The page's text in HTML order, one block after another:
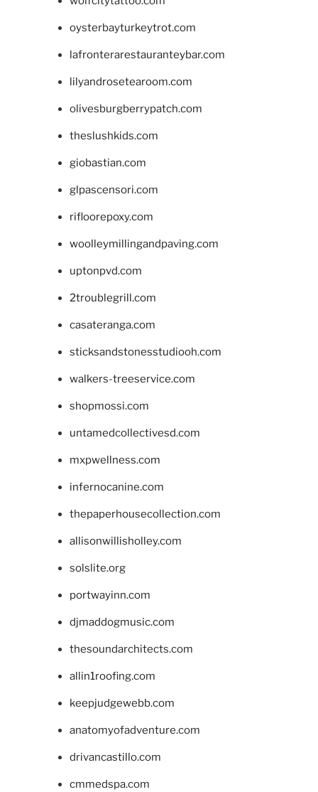
oysterbayturkeytrot.com
lafronterarestauranteybar.com
lilyandrosetearoom.com
olivesburgberrypatch.com
theslushkids.com
giobastian.com
glpascensori.com
rifloorepoxy.com
woolleymillingandpaving.com
uptonpvd.com
2troublegrill.com
casateranga.com
sticksandstonesstudiooh.com
walkers-treeservice.com
shopmossi.com
untamedcollectivesd.com
mxpwellness.com
infernocanine.com
thepaperhousecollection.com
allisonwillisholley.com
solslite.org
portwayinn.com
djmaddogmusic.com
thesoundarchitects.com
allin1roofing.com
keepjudgewebb.com
anatomyofadventure.com
drivancastillo.com
cmmedspa.com